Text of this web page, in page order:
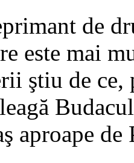
de
este mai
ştiu de
aproape